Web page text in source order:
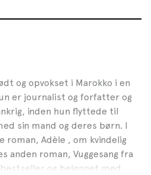
og opvokset i Marokko i en
er journalist og forfatter og
inden hun flyttede til
sin mand og deres børn. I
roman, Adèle , om kvindelig
anden roman, Vuggesang fra
og belønnet med